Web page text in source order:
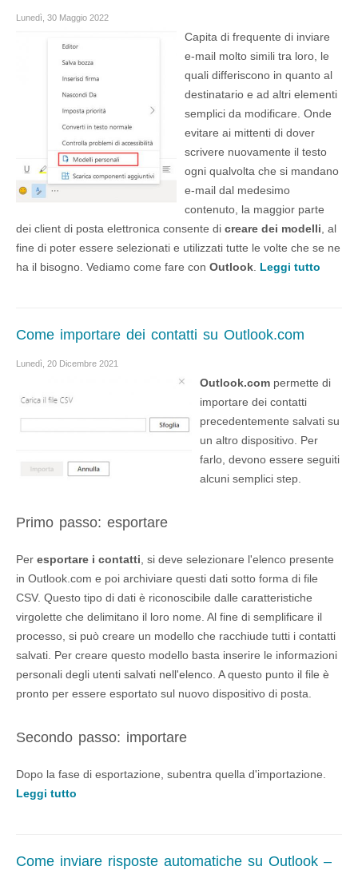
Lunedì, 30 Maggio 2022
Capita di frequente di inviare
e-mail molto simili tra loro, le
quali differiscono in quanto al
destinatario e ad altri elementi
semplici da modificare. Onde
evitare ai mittenti di dover
scrivere nuovamente il testo
ogni qualvolta che si mandano
e-mail dal medesimo
contenuto, la maggior parte
dei client di posta elettronica consente di creare dei modelli , al
fine di poter essere selezionati e utilizzati tutte le volte che se ne
ha il bisogno. Vediamo come fare con Outlook Leggi tutto
Come importare dei contatti su Outlook.com
Lunedì, 20 Dicembre 2021
Outlook.com permette di
importare dei contatti
precedentemente salvati su
un altro dispositivo. Per
farlo, devono essere seguiti
alcuni semplici step.
Primo passo: esportare
Per esportare i contatti , si deve selezionare l'elenco presente
in Outlook.com e poi archiviare questi dati sotto forma di file
CSV. Questo tipo di dati è riconoscibile dalle caratteristiche
virgolette che delimitano il loro nome. Al fine di semplificare il
processo, si può creare un modello che racchiude tutti i contatti
salvati. Per creare questo modello basta inserire le informazioni
personali degli utenti salvati nell'elenco. A questo punto il file è
pronto per essere esportato sul nuovo dispositivo di posta.
Secondo passo: importare
Dopo la fase di esportazione, subentra quella d'importazione.
Leggi tutto
Come inviare risposte automatiche su Outlook –